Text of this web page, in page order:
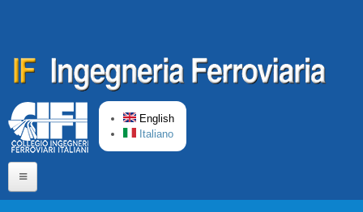
English
Italiano